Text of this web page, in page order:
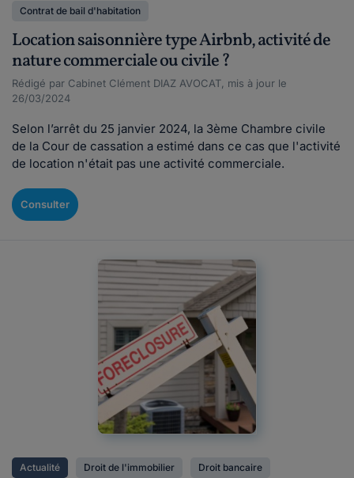
Contrat de bail d'habitation
Location saisonnière type Airbnb, activité de
nature commerciale ou civile ?
Rédigé par Cabinet Clément DIAZ AVOCAT, mis à jour le
26/03/2024
Selon l’arrêt du 25 janvier 2024, la 3ème Chambre civile
de la Cour de cassation a estimé dans ce cas que l'activité
de location n'était pas une activité commerciale.
Consulter
Actualité Droit de l'immobilier Droit bancaire